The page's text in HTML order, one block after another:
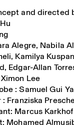
and directed
Alegre, Nabila
Kamilya
Edgar-Allan
Lee
: Samuel Gui
Franziska
Marcus Karkhof
Mohamed